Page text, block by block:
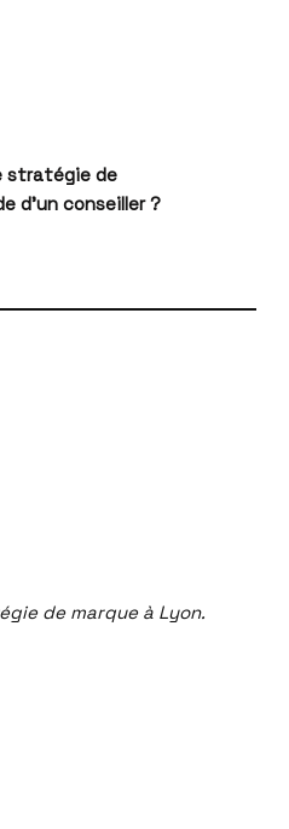
stratégie de
d’un conseiller ?
de marque à Lyon.